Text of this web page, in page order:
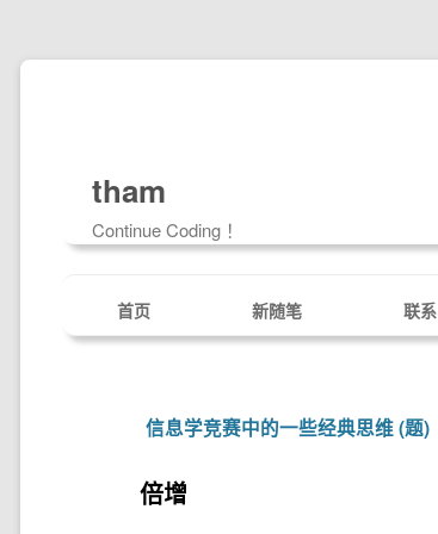
tham
Continue Coding ！
首页 新随笔 联系
信息学竞赛中的一些经典思维 (题)
倍增